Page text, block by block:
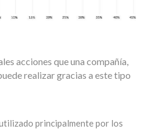
acciones que una compañía,
realizar gracias a este tipo
principalmente por los